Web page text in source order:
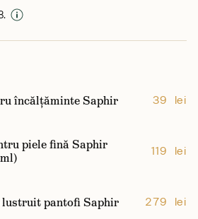
încălțăminte Saphir 39 lei
piele fină Saphir
119 lei
lustruit pantofi Saphir 279 lei